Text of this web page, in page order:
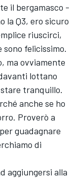
il bergamasco -
la Q3, ero sicuro
riuscirci,
felicissimo.
ma ovviamente
lottano
tranquillo.
anche se ho
Proverò a
guadagnare
di
aggiungersi alla